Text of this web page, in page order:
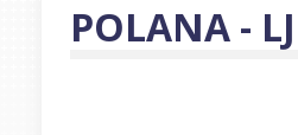
POLANA -